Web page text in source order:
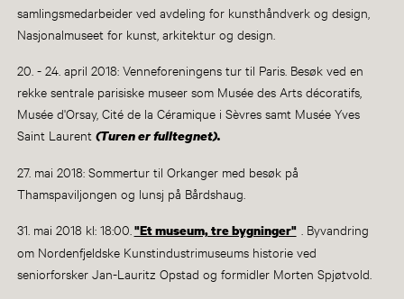
samlingsmedarbeider ved avdeling for kunsthåndverk og design,
Nasjonalmuseet for kunst, arkitektur og design.
20. - 24. april 2018: Venneforeningens tur til Paris. Besøk ved en
rekke sentrale parisiske museer som Musée des Arts décoratifs,
Musée d'Orsay, Cité de la Céramique i Sèvres samt Musée Yves
Saint Laurent (Turen er fulltegnet).
27. mai 2018: Sommertur til Orkanger med besøk på
Thamspaviljongen og lunsj på Bårdshaug.
31. mai 2018 kl: 18:00. "Et museum, tre bygninger"
. Byvandring
om Nordenfjeldske Kunstindustrimuseums historie ved
seniorforsker Jan-Lauritz Opstad og formidler Morten Spjøtvold.